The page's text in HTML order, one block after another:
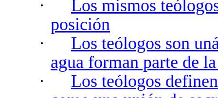
·
Los mismos
posición
·
Los teólogos son
agua forman parte de
·
Los teólogos